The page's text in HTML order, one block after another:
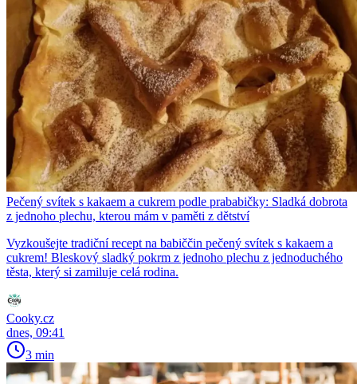
Pečený svítek s kakaem a cukrem podle prababičky: Sladká dobrota
z jednoho plechu, kterou mám v paměti z dětství
Vyzkoušejte tradiční recept na babiččin pečený svítek s kakaem a
cukrem! Bleskový sladký pokrm z jednoho plechu z jednoduchého
těsta, který si zamiluje celá rodina.
Cooky.cz
dnes, 09:41
3 min